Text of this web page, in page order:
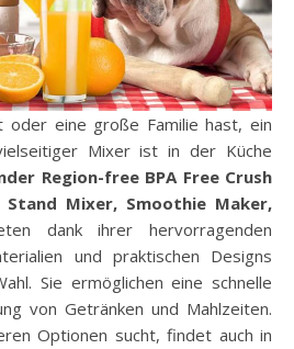
oder eine große Familie hast, ein
Mixer ist in der Küche
Region-free BPA Free Crush
Stand Mixer, Smoothie Maker,
dank ihrer hervorragenden
und praktischen Designs
Sie ermöglichen eine schnelle
von Getränken und Mahlzeiten.
Optionen sucht, findet auch in